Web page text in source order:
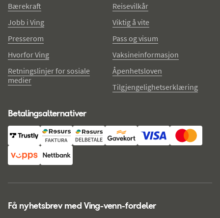
Bærekraft
Jobb i Ving
Presserom
Hvorfor Ving
Retningslinjer for sosiale
medier
Reisevilkår
Viktig å vite
Pass og visum
Vaksineinformasjon
Åpenhetsloven
Tilgjengelighetserklæring
Betalingsalternativer
Få nyhetsbrev med Ving-venn-fordeler